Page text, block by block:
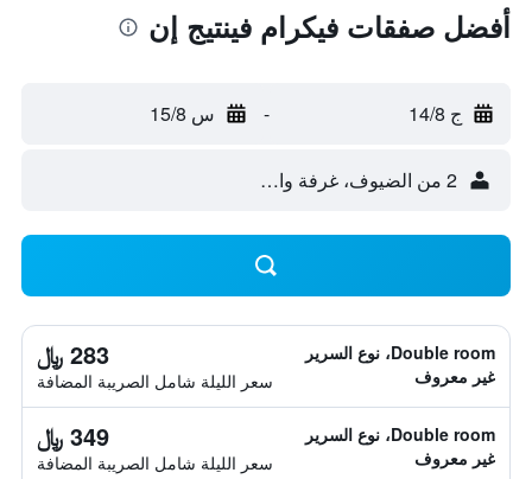
أفضل صفقات فيكرام فينتيج إن
ج 14/8 - س 15/8
2 من الضيوف، غرفة واحدة
Double room، نوع السرير
غير معروف
283 ﷼
سعر الليلة شامل الصريبة المضافة
Double room، نوع السرير
غير معروف
349 ﷼
سعر الليلة شامل الصريبة المضافة